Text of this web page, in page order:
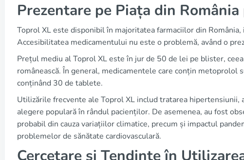
Prezentare pe Piața din
Toprol XL este disponibil în majoritatea farmaciilor din
Accesibilitatea medicamentului nu este o problemă, având o
Prețul mediu al Toprol XL este în jur de 50 de lei pe blister,
românească. În general, medicamentele care conțin
conținând 30 de tablete.
Utilizările frecvente ale Toprol XL includ tratarea hipertensiunii,
alegere populară în rândul pacienților. De asemenea, au fost
probabil din cauza variațiilor climatice, precum și impactul
problemelor de sănătate cardiovasculară.
Cercetare și Tendințe în